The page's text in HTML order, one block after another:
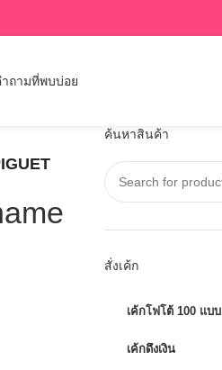
ถามที่พบบ่อย
ค้นหาสินค้า
สั่งเค้ก
เค้กโฟโต้ 100 แบบ
เค้กดึงเงิน